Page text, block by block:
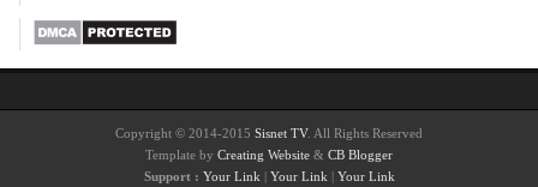
Copyright © 2014-2015 Sisnet TV. All Rights Reserved
Template by Creating Website & CB Blogger
Support : Your Link | Your Link | Your Link